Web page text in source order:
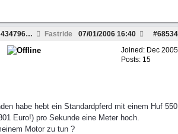
Re: 1 Ps = 1.0138697343479603 HP Fastride #68534
07/01/2006 16:40
Joined: Dec 2005
Posts: 15
habe hebt ein Standardpferd mit einem Huf 550
Euro!) pro Sekunde eine Meter hoch.
Motor zu tun ?